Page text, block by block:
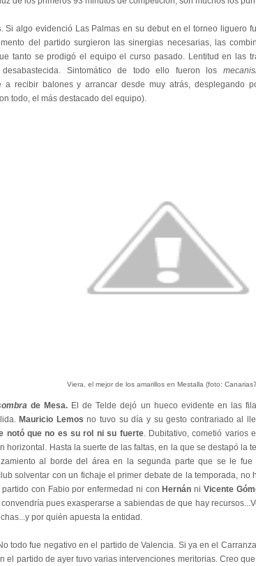
. Si algo evidenció Las Palmas en su debut en el torneo liguero
del partido surgieron las sinergias necesarias, las
tanto se prodigó el equipo el curso pasado. Lentitud en las
Sintomático de todo ello fueron los
a recibir balones y arrancar desde muy atrás, desplegando
todo, el más destacado del equipo).
Viera, el mejor de los amarillos en Mestalla (foto:
de Mesa. El de Telde dejó un hueco evidente en las
Mauricio Lemos no tuvo su día y su gesto contrariado al
notó que no es su rol ni su fuerte. Dubitativo, cometió varios
horizontal. Hasta la suerte de las faltas, en la que se destapó la
al borde del área en la segunda parte que se le
solventar con un fichaje el primer debate de la temporada, no
con Fabio por enfermedad ni con Hernán ni Vicente
pues exasperarse a sabiendas de que hay
por quién apuesta la entidad.
todo fue negativo en el partido de Valencia. Si ya en el
el partido de ayer tuvo varias intervenciones meritorias. Creo